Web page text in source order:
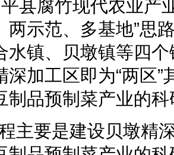
县腐竹现代农业产
两示范、多基地”思
水镇、贝墩镇等四
深加工区即为“两区
制品预制菜产业的
主要是建设贝墩精